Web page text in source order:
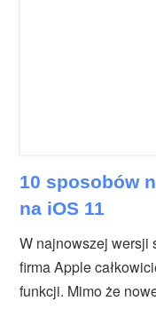
10 sposobów
na iOS 11
W najnowszej wersji
firma Apple
funkcji. Mimo że